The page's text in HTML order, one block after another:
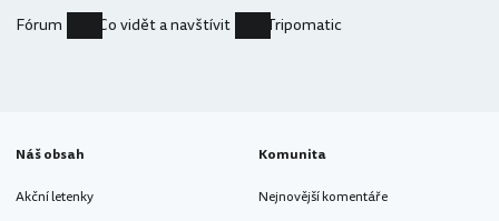
Fórum Co vidět a navštívit Tripomatic
Náš obsah
Akční letenky
Komunita
Nejnovější komentáře